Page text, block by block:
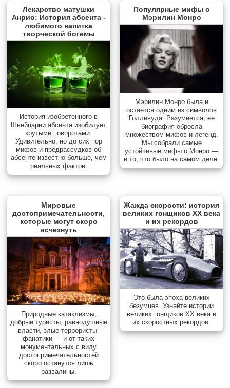
Лекарство матушки
Анрио: История абсента -
любимого напитка
творческой богемы
История изобретенного в
Швейцарии абсента изобилует
крутыми поворотами.
Удивительно, но до сих пор
мифов и предрассудков об
абсенте известно больше, чем
реальных фактов.
Популярные мифы о
Мэрилин Монро
Мэрилин Монро была и
остается одним из символов
Голливуда. Разумеется, ее
биография обросла
множеством мифов и легенд.
Мы собрали самые
устойчивые мифы о Монро —
и то, что было на самом деле.
Мировые
достопримечательности,
которые могут скоро
исчезнуть
Природные катаклизмы,
добрые туристы, равнодушные
власти, злые террористы-
фанатики — и от таких
монументальных с виду
достопримечательностей
скоро останутся лишь
развалины.
Жажда скорости: история
великих гонщиков XX века
и их рекордов
Это была эпоха великих
безумцев. Узнайте истории
великих гонщиков XX века и
их скоростных рекордов.